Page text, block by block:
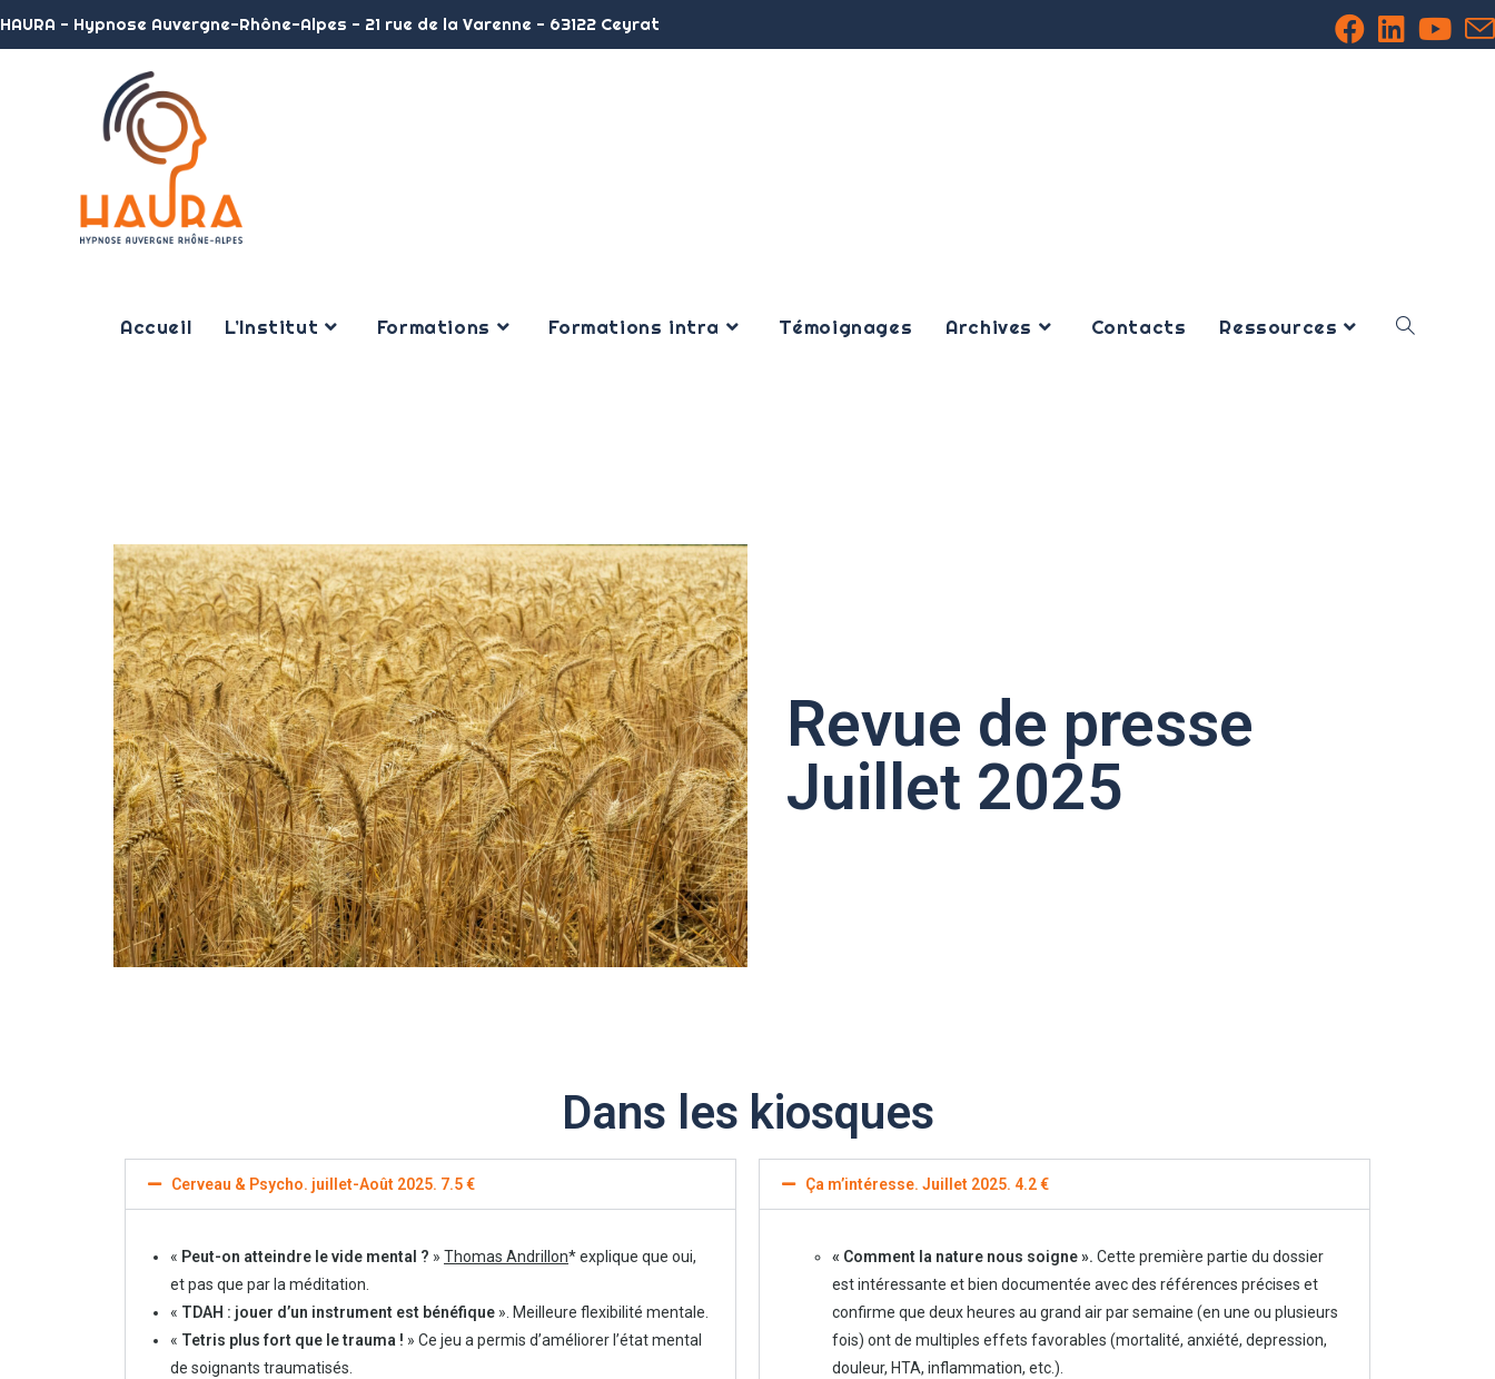
HAURA - Hypnose Auvergne-Rhône-Alpes - 21 rue de la Varenne - 63122 Ceyrat
Accueil L’Institut Formations Formations intra Témoignages Archives Contacts Ressources
Revue de presse
Juillet 2025
Dans les kiosques
Cerveau & Psycho. juillet-Août 2025. 7.5 €
« Peut-on atteindre le vide mental ? » Thomas Andrillon* explique que oui,
et pas que par la méditation.
« TDAH : jouer d’un instrument est bénéfique ». Meilleure flexibilité mentale.
« Tetris plus fort que le trauma ! » Ce jeu a permis d’améliorer l’état mental
de soignants traumatisés.
Ça m’intéresse. Juillet 2025. 4.2 €
« Comment la nature nous soigne ». Cette première partie du dossier
est intéressante et bien documentée avec des références précises et
confirme que deux heures au grand air par semaine (en une ou plusieurs
fois) ont de multiples effets favorables (mortalité, anxiété, depression,
douleur, HTA, inflammation, etc.).